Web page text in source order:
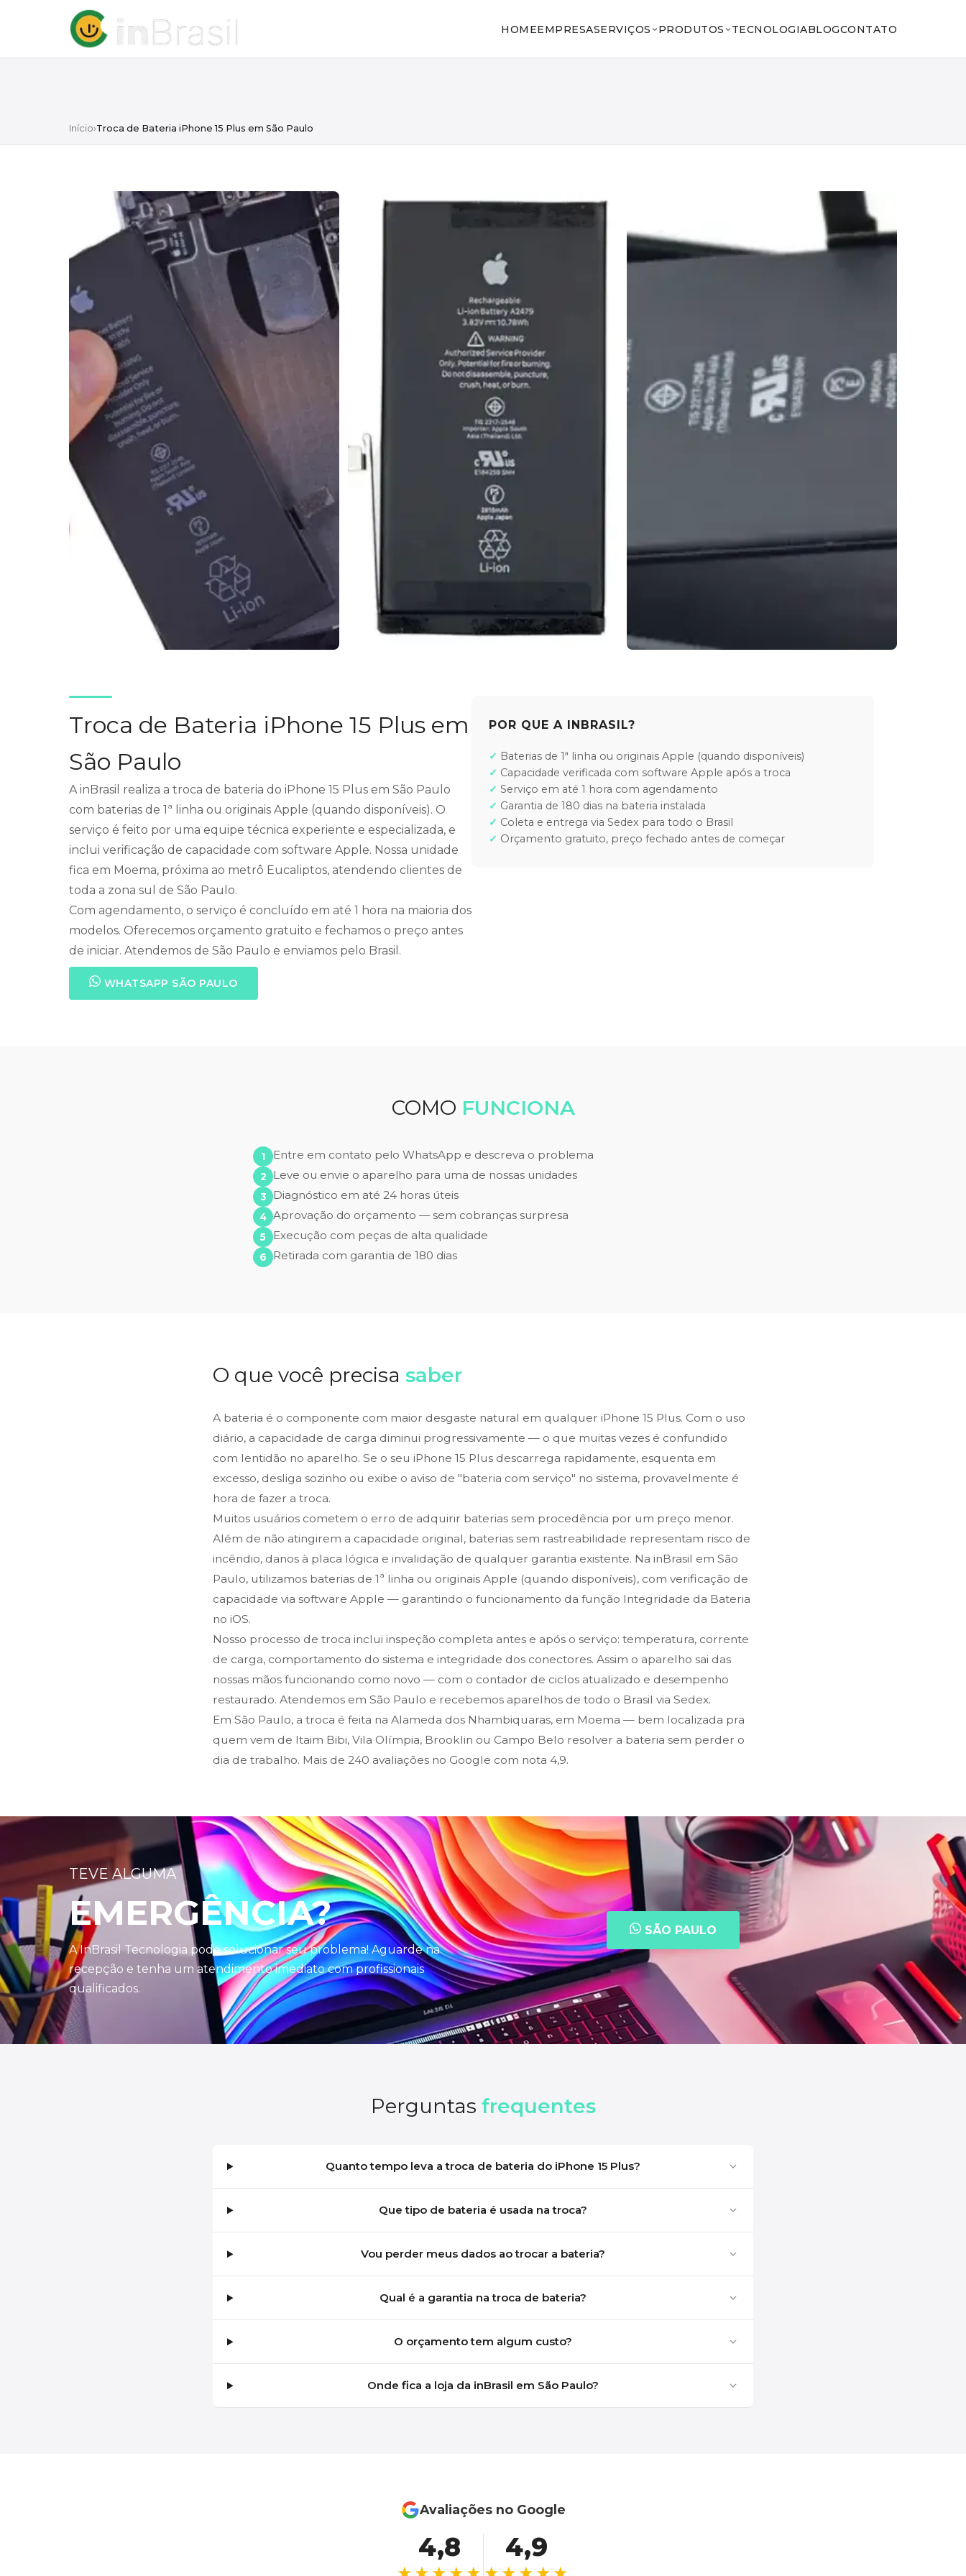
HOMEEMPRESASERVIÇOS PRODUTOS TECNOLOGIABLOGCONTATO
Início›Troca de Bateria iPhone 15 Plus em São Paulo
Troca de Bateria iPhone 15 Plus em
São Paulo
A inBrasil realiza a troca de bateria do iPhone 15 Plus em São Paulo
com baterias de 1ª linha ou originais Apple (quando disponíveis). O
serviço é feito por uma equipe técnica experiente e especializada, e
inclui verificação de capacidade com software Apple. Nossa unidade
fica em Moema, próxima ao metrô Eucaliptos, atendendo clientes de
toda a zona sul de São Paulo.
Com agendamento, o serviço é concluído em até 1 hora na maioria dos
modelos. Oferecemos orçamento gratuito e fechamos o preço antes
de iniciar. Atendemos de São Paulo e enviamos pelo Brasil.
WHATSAPP SÃO PAULO
POR QUE A INBRASIL?
Baterias de 1ª linha ou originais Apple (quando disponíveis)
Capacidade verificada com software Apple após a troca
Serviço em até 1 hora com agendamento
Garantia de 180 dias na bateria instalada
Coleta e entrega via Sedex para todo o Brasil
Orçamento gratuito, preço fechado antes de começar
COMO FUNCIONA
Entre em contato pelo WhatsApp e descreva o problema
Leve ou envie o aparelho para uma de nossas unidades
Diagnóstico em até 24 horas úteis
Aprovação do orçamento — sem cobranças surpresa
Execução com peças de alta qualidade
Retirada com garantia de 180 dias
O que você precisa saber
A bateria é o componente com maior desgaste natural em qualquer iPhone 15 Plus. Com o uso
diário, a capacidade de carga diminui progressivamente — o que muitas vezes é confundido
com lentidão no aparelho. Se o seu iPhone 15 Plus descarrega rapidamente, esquenta em
excesso, desliga sozinho ou exibe o aviso de "bateria com serviço" no sistema, provavelmente é
hora de fazer a troca.
Muitos usuários cometem o erro de adquirir baterias sem procedência por um preço menor.
Além de não atingirem a capacidade original, baterias sem rastreabilidade representam risco de
incêndio, danos à placa lógica e invalidação de qualquer garantia existente. Na inBrasil em São
Paulo, utilizamos baterias de 1ª linha ou originais Apple (quando disponíveis), com verificação de
capacidade via software Apple — garantindo o funcionamento da função Integridade da Bateria
no iOS.
Nosso processo de troca inclui inspeção completa antes e após o serviço: temperatura, corrente
de carga, comportamento do sistema e integridade dos conectores. Assim o aparelho sai das
nossas mãos funcionando como novo — com o contador de ciclos atualizado e desempenho
restaurado. Atendemos em São Paulo e recebemos aparelhos de todo o Brasil via Sedex.
Em São Paulo, a troca é feita na Alameda dos Nhambiquaras, em Moema — bem localizada pra
quem vem de Itaim Bibi, Vila Olímpia, Brooklin ou Campo Belo resolver a bateria sem perder o
dia de trabalho. Mais de 240 avaliações no Google com nota 4,9.
TEVE ALGUMA
EMERGÊNCIA?
A InBrasil Tecnologia pode solucionar seu problema! Aguarde na
recepção e tenha um atendimento imediato com profissionais
qualificados.
SÃO PAULO
Perguntas frequentes
Quanto tempo leva a troca de bateria do iPhone 15 Plus?
Que tipo de bateria é usada na troca?
Vou perder meus dados ao trocar a bateria?
Qual é a garantia na troca de bateria?
O orçamento tem algum custo?
Onde fica a loja da inBrasil em São Paulo?
Avaliações no Google
4,8 4,9